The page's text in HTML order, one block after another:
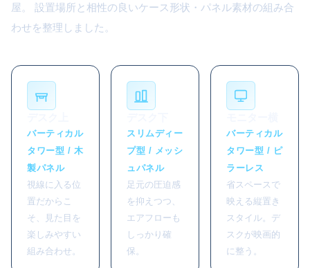
屋。 設置場所と相性の良いケース形状・パネル素材の組み合
わせを整理しました。
バーティカル
タワー型 / 木
製パネル
視線に入る位
置だからこ
そ、見た目を
楽しみやすい
組み合わせ。
スリムディー
プ型 / メッシ
ュパネル
足元の圧迫感
を抑えつつ、
エアフローも
しっかり確
保。
バーティカル
タワー型 / ピ
ラーレス
省スペースで
映える縦置き
スタイル。デ
スクが映画的
に整う。